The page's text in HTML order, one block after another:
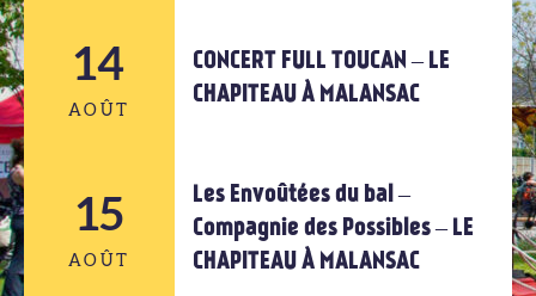
14
AOÛT
14
AOÛT
14
AOÛT
CONCERT FULL TOUCAN – LE
CHAPITEAU À MALANSAC
15
AOÛT
Les Envoûtées du bal –
Compagnie des Possibles – LE
CHAPITEAU À MALANSAC